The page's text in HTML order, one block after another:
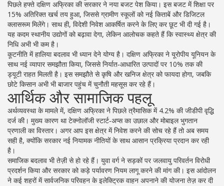
पिछले हफ्ते दक्षिण अफ्रिका की सरकार ने नया बजट पेश किया। इस बजट में शिक्षा पर
15% अतिरिक्त खर्च तय हुआ, जिससे ग्रामीण स्कूलों को नई किताबें और डिजिटल
क्लासरूम मिलेंगे। साथ ही, विदेशी निवेश आकर्षित करने के लिए कर छूट भी दी गई है।
यह कदम स्थानीय उद्योगों को बढ़ावा देगा, लेकिन आलोचक कहते हैं कि स्वास्थ्य क्षेत्र की
निधि अभी भी कम है।
कूटनीति में हालिया बदलाव भी ध्यान देने योग्य है। दक्षिण अफ्रिका ने यूरोपीय यूनियन के
साथ नई व्यापार समझौता किया, जिससे निर्यात‑आधारित उत्पादों पर 10% तक की
ड्यूटी राहत मिलती है। इस समझौते से कृषि और खनिज क्षेत्र को फायदा होगा, जबकि
छोटे किसान अभी भी बाजार पहुंच में चुनौती महसूस कर रहे हैं।
आर्थिक और सामाजिक पहलू
अर्थव्यवस्था के मामले में, दक्षिण अफ्रिका ने पिछले त्रैमासिक में 4.2% की जीडीपी वृद्धि
दर्ज की। मुख्य कारण था टेक्नोलॉजी स्टार्ट‑अप्स का उछाल और मोबाइल भुगतान
प्रणाली का विस्तार। अगर आप इस क्षेत्र में निवेश करने की सोच रहे हैं तो अब समय
सही है, क्योंकि सरकार नई नियामक नीतियों के साथ आसान प्रक्रिया प्रदान कर रही
है।
समाजिक बदलाव भी तेज़ी से हो रहे हैं। युवा वर्ग ने सड़कों पर जलवायु परिवर्तन विरोधी
प्रदर्शन किया और सरकार को कड़े पर्यावरण नियम लागू करने की मांग की। इस आंदोलन
ने कई शहरों में सार्वजनिक परिवहन के इलेक्ट्रिक वाहन अपनाने की योजना तेज़ कर दी